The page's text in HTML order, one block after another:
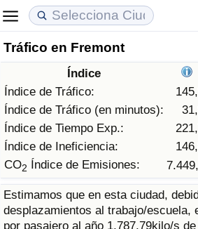
Tráfico en Fremont
Índice
Índice de Tráfico:
Índice de Tráfico (en minutos):
Índice de Tiempo Exp.:
Índice de Ineficiencia:
CO2 Índice de Emisiones:
Estimamos que en esta ciudad,
desplazamientos al trabajo/escuela,
por pasajero al año 1.787,79kilo/s
Coste de vida
Índice de Costo de Vida (Actual)
Índice de Costo de Vida
Índice de costo de vida por país
en aqaba
Precios de las propiedades
Índice de Precios de Inmuebles
Índice de Precios de Inmuebles
Índice de Precios de Inmuebles por
Calidad de Vida
Índice de Calidad de Vida
Índice de Calidad de Vida (Actual)
Índice de calidad de vida por país
Delincuencia